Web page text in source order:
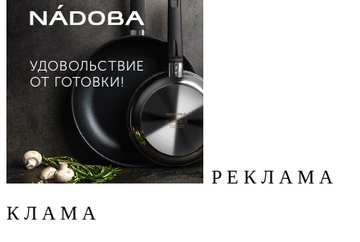
Р Е К Л А М А
К Л А М А